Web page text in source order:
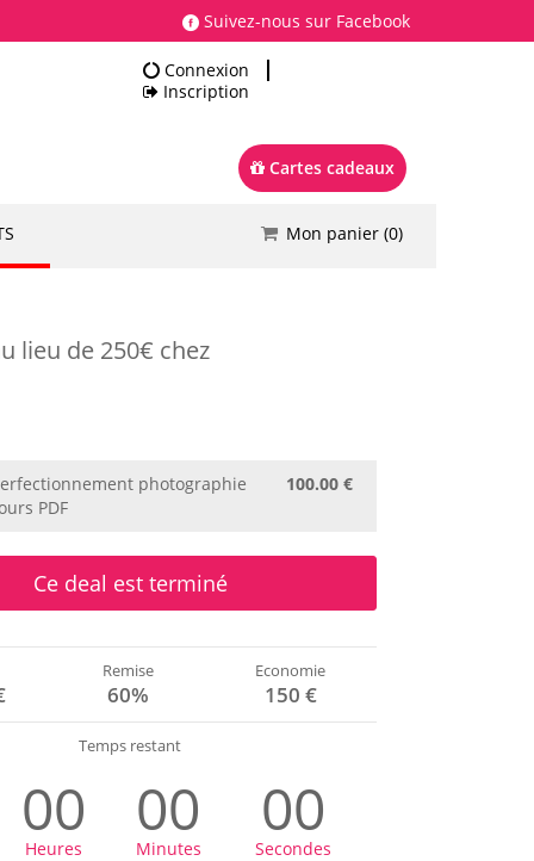
Suivez-nous sur Facebook
Connexion
Inscription
Cartes cadeaux
Mon panier (0)
lieu de 250€ chez
photographie
PDF
100.00 €
Ce deal est terminé
Remise
60%
Economie
150 €
Temps restant
00
Heures
00
Minutes
00
Secondes